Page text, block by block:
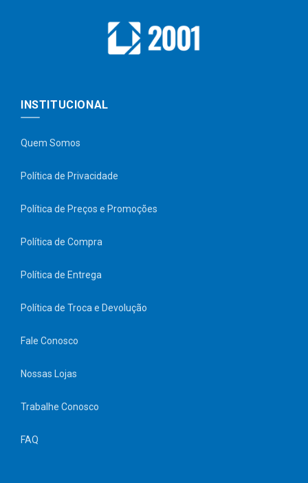
INSTITUCIONAL
Quem Somos
Política de Privacidade
Política de Preços e Promoções
Política de Compra
Política de Entrega
Política de Troca e Devolução
Fale Conosco
Nossas Lojas
Trabalhe Conosco
FAQ